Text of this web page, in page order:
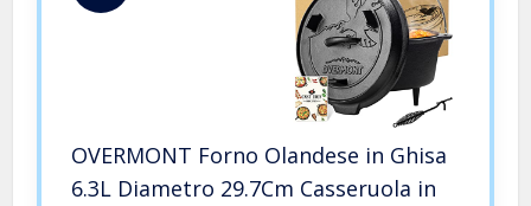
OVERMONT Forno Olandese in Ghisa
6.3L Diametro 29.7Cm Casseruola in